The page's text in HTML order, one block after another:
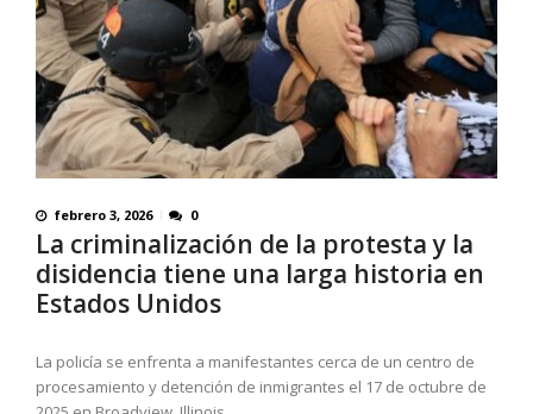
febrero 3, 2026 0
La criminalización de la protesta y la
disidencia tiene una larga historia en
Estados Unidos
La policía se enfrenta a manifestantes cerca de un centro de
procesamiento y detención de inmigrantes el 17 de octubre de